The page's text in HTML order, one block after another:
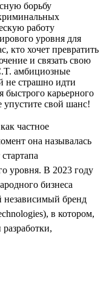
борьбу
работу
уровня для
кто хочет превратить
и связать свою
амбициозные
не страшно идти
быстрого карьерного
упустите свой шанс!
частное
она называлась
уровня. В 2023 году
бизнеса
независимый бренд
в котором,